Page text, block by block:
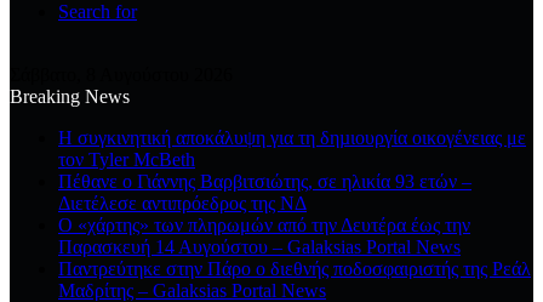
Search for
Breaking News
Η συγκινητική αποκάλυψη για τη δηµιουργία οικογένειας με
τον Tyler McBeth
Πέθανε ο Γιάννης Βαρβιτσιώτης, σε ηλικία 93 ετών –
Διετέλεσε αντιπρόεδρος της ΝΔ
Ο «χάρτης» των πληρωμών από την Δευτέρα έως την
Παρασκευή 14 Αυγούστου – Galaksias Portal News
Παντρεύτηκε στην Πάρο ο διεθνής ποδοσφαιριστής της Ρεάλ
Μαδρίτης – Galaksias Portal News